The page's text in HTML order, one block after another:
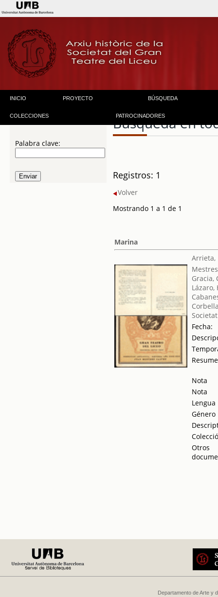
INICIO PROYECTO BÚSQUEDA
COLECCIONES PATROCINADORES
Palabra clave:
Búsqueda en
Registros: 1
Volver
Mostrando 1 a 1 de 1
Marina
Arrieta,
Gracia,
Fecha:
Nota
Nota
Lengua
Género
Otros
Departamento de Arte y